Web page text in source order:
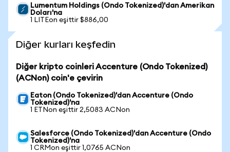
Lumentum Holdings (Ondo Tokenized)'dan Amerikan
Doları'na
1 LITEon eşittir $886,00
Diğer kurları keşfedin
Diğer kripto coinleri Accenture (Ondo Tokenized)
(ACNon) coin'e çevirin
Eaton (Ondo Tokenized)'dan Accenture (Ondo
Tokenized)'na
1 ETNon eşittir 2,5083 ACNon
Salesforce (Ondo Tokenized)'dan Accenture (Ondo
Tokenized)'na
1 CRMon eşittir 1,0765 ACNon